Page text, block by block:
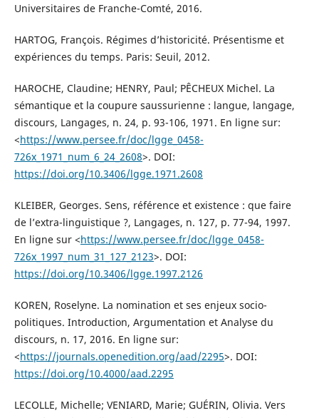
Universitaires de Franche-Comté, 2016.
HARTOG, François. Régimes d’historicité. Présentisme et
expériences du temps. Paris: Seuil, 2012.
HAROCHE, Claudine; HENRY, Paul; PÊCHEUX Michel. La
sémantique et la coupure saussurienne : langue, langage,
discours, Langages, n. 24, p. 93-106, 1971. En ligne sur:
<https://www.persee.fr/doc/lgge_0458-
726x_1971_num_6_24_2608>. DOI:
https://doi.org/10.3406/lgge.1971.2608
KLEIBER, Georges. Sens, référence et existence : que faire
de l’extra-linguistique ?, Langages, n. 127, p. 77-94, 1997.
En ligne sur <https://www.persee.fr/doc/lgge_0458-
726x_1997_num_31_127_2123>. DOI:
https://doi.org/10.3406/lgge.1997.2126
KOREN, Roselyne. La nomination et ses enjeux socio-
politiques. Introduction, Argumentation et Analyse du
discours, n. 17, 2016. En ligne sur:
<https://journals.openedition.org/aad/2295>. DOI:
https://doi.org/10.4000/aad.2295
LECOLLE, Michelle; VENIARD, Marie; GUÉRIN, Olivia. Vers